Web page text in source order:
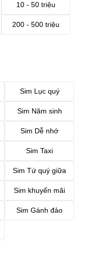
10 - 50 triệu
200 - 500 triệu
Sim Lục quý
Sim Năm sinh
Sim Dễ nhớ
Sim Taxi
Sim Tứ quý giữa
Sim khuyến mãi
Sim Gánh đảo